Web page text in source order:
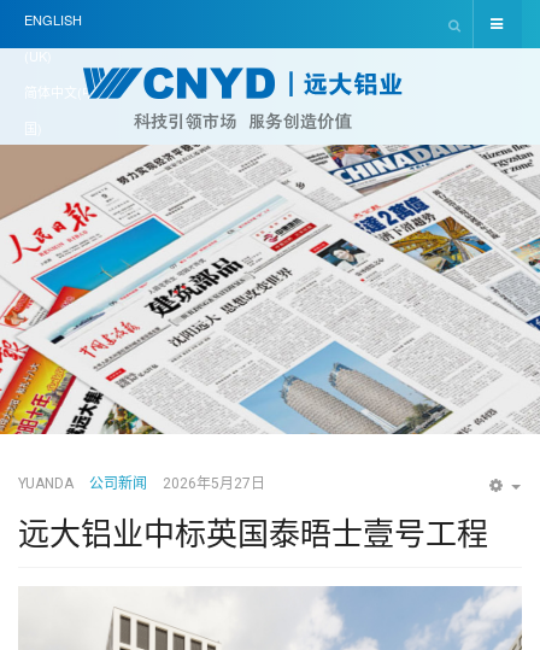
ENGLISH
(UK)
简体中文(中
国)
YUANDA 公司新闻 2026年5月27日
远大铝业中标英国泰晤士壹号工程